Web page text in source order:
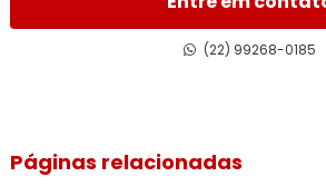
Empresa de isolamento térmico de
Empresa de isolamento térmico
(22) 99268-0185
Páginas relacionadas